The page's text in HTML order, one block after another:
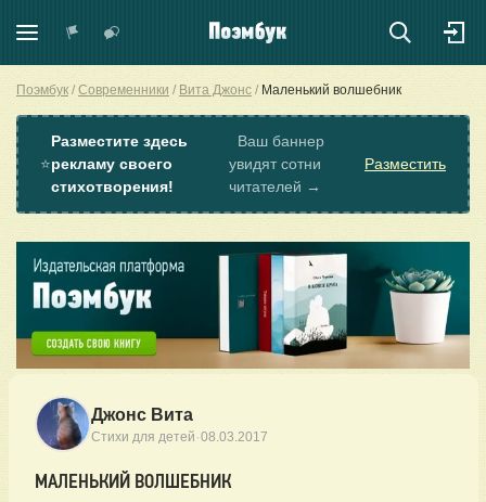
Поэмбук Современники Вита Джонс Маленький волшебник
⭐
Разместите здесь
рекламу своего
стихотворения!
Ваш баннер
увидят сотни
читателей →
Разместить
Джонс Вита
Стихи для детей ·08.03.2017
МАЛЕНЬКИЙ ВОЛШЕБНИК